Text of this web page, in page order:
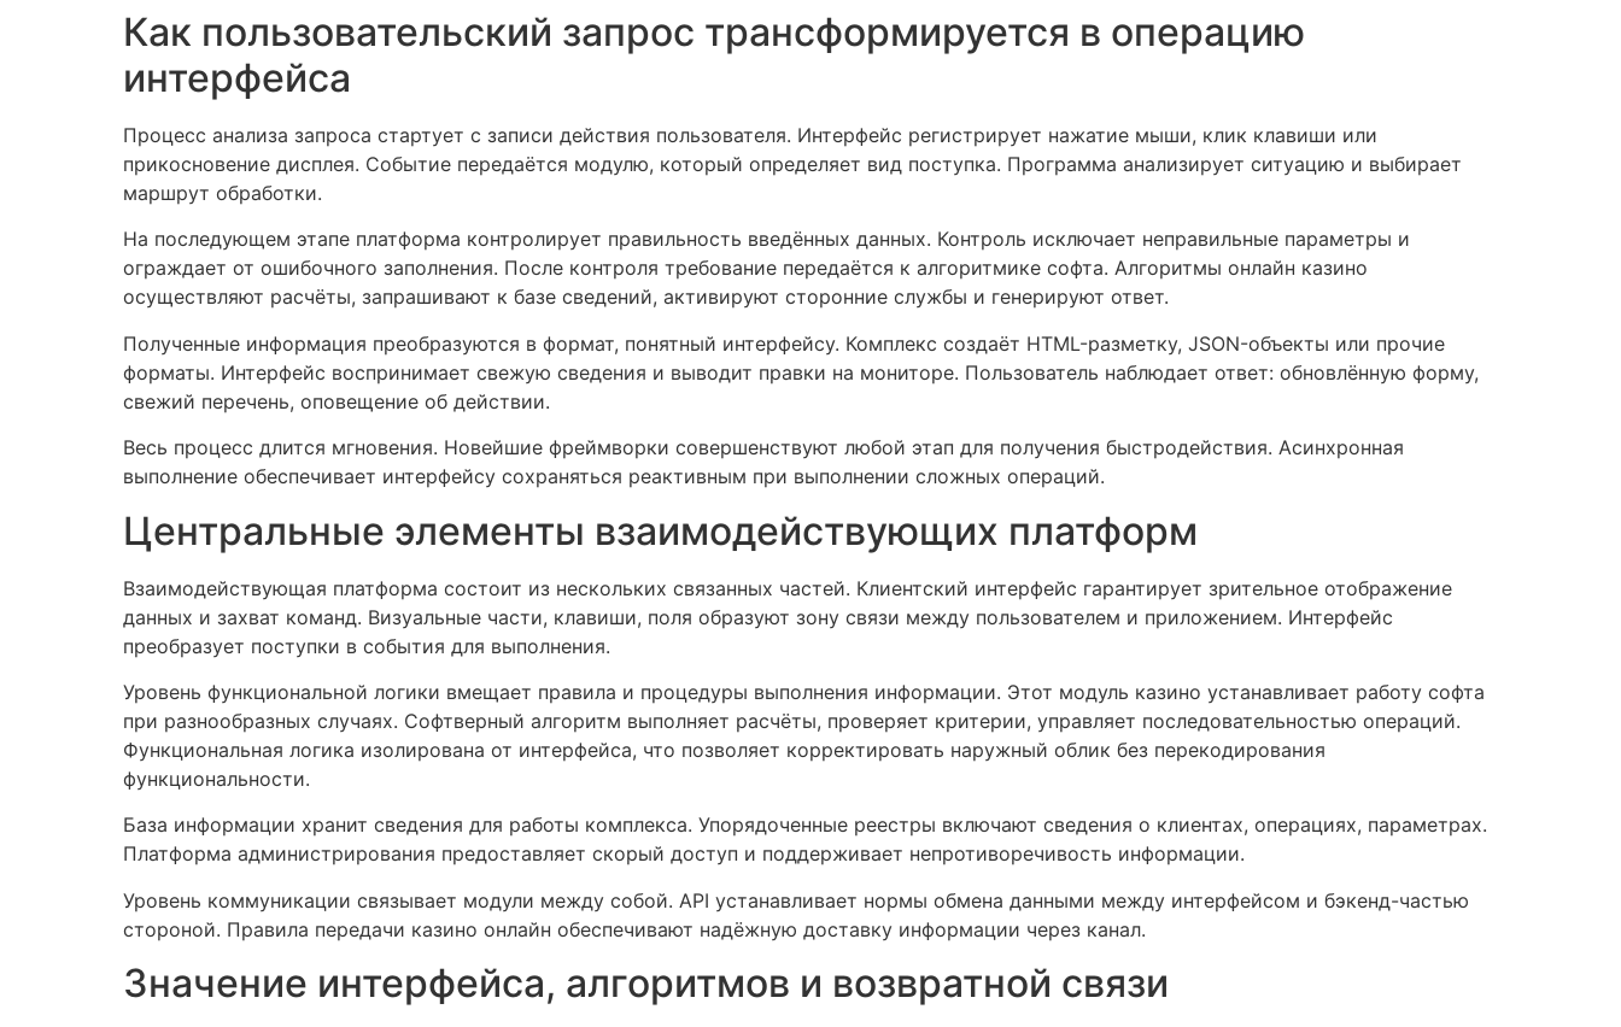
Как пользовательский запрос трансформируется в операцию
интерфейса
Процесс анализа запроса стартует с записи действия пользователя. Интерфейс регистрирует нажатие мыши, клик клавиши или
прикосновение дисплея. Событие передаётся модулю, который определяет вид поступка. Программа анализирует ситуацию и выбирает
маршрут обработки.
На последующем этапе платформа контролирует правильность введённых данных. Контроль исключает неправильные параметры и
ограждает от ошибочного заполнения. После контроля требование передаётся к алгоритмике софта. Алгоритмы онлайн казино
осуществляют расчёты, запрашивают к базе сведений, активируют сторонние службы и генерируют ответ.
Полученные информация преобразуются в формат, понятный интерфейсу. Комплекс создаёт HTML-разметку, JSON-объекты или прочие
форматы. Интерфейс воспринимает свежую сведения и выводит правки на мониторе. Пользователь наблюдает ответ: обновлённую форму,
свежий перечень, оповещение об действии.
Весь процесс длится мгновения. Новейшие фреймворки совершенствуют любой этап для получения быстродействия. Асинхронная
выполнение обеспечивает интерфейсу сохраняться реактивным при выполнении сложных операций.
Центральные элементы взаимодействующих платформ
Взаимодействующая платформа состоит из нескольких связанных частей. Клиентский интерфейс гарантирует зрительное отображение
данных и захват команд. Визуальные части, клавиши, поля образуют зону связи между пользователем и приложением. Интерфейс
преобразует поступки в события для выполнения.
Уровень функциональной логики вмещает правила и процедуры выполнения информации. Этот модуль казино устанавливает работу софта
при разнообразных случаях. Софтверный алгоритм выполняет расчёты, проверяет критерии, управляет последовательностью операций.
Функциональная логика изолирована от интерфейса, что позволяет корректировать наружный облик без перекодирования
функциональности.
База информации хранит сведения для работы комплекса. Упорядоченные реестры включают сведения о клиентах, операциях, параметрах.
Платформа администрирования предоставляет скорый доступ и поддерживает непротиворечивость информации.
Уровень коммуникации связывает модули между собой. API устанавливает нормы обмена данными между интерфейсом и бэкенд-частью
стороной. Правила передачи казино онлайн обеспечивают надёжную доставку информации через канал.
Значение интерфейса, алгоритмов и возвратной связи